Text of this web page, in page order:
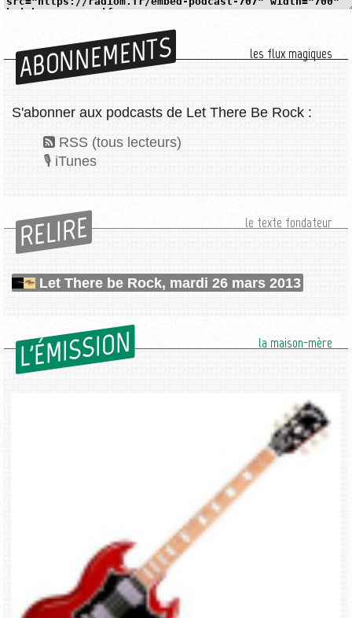
ABONNEMENTS les flux magiques
S'abonner aux podcasts de Let There Be Rock :
RSS (tous lecteurs)
iTunes
RELIRE le texte fondateur
Let There be Rock, mardi 26 mars 2013
L'ÉMISSION la maison-mère